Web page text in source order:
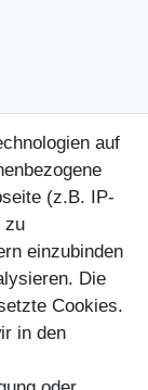
auf
(z.B. IP-
zu
einzubinden
Die
Cookies.
in den